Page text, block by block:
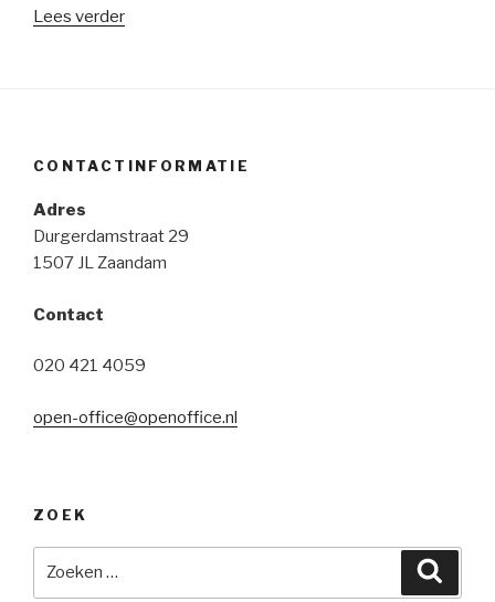
Lees verder
CONTACTINFORMATIE
Adres
Durgerdamstraat 29
1507 JL Zaandam
Contact
020 421 4059
open-office@openoffice.nl
ZOEK